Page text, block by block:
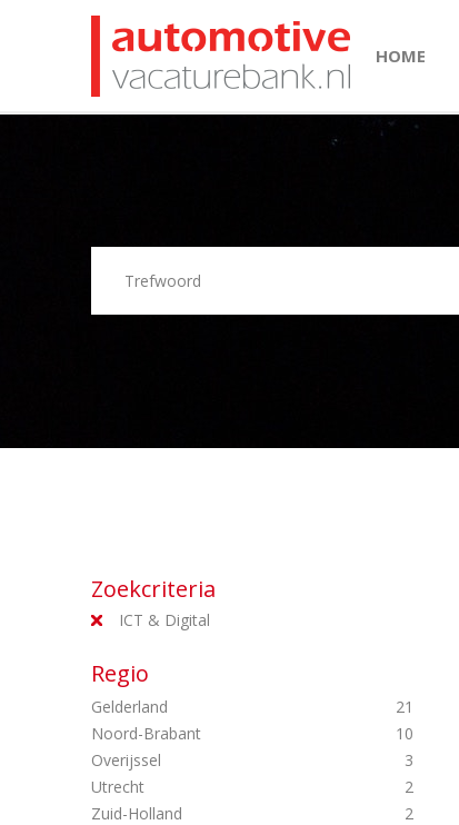
HOME
Zoekcriteria
ICT & Digital
Regio
Gelderland
21
Noord-Brabant
10
Overijssel
3
Utrecht
2
Zuid-Holland
2